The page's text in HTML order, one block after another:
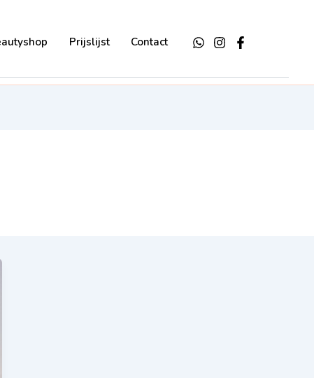
Prijslijst Contact